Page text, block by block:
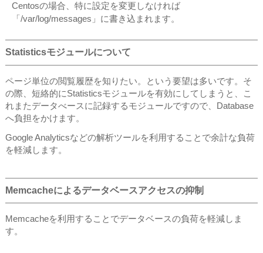
Centosの場合、特に設定を変更しなければ
「/var/log/messages」に書き込まれます。
Statisticsモジュールについて
ページ単位の閲覧履歴を知りたい。という要望は多いです。そ
の際、短絡的にStatisticsモジュールを有効にしてしまうと、こ
れまたデータべースに記録するモジュールですので、Database
へ負担をかけます。
Google Analyticsなどの解析ツールを利用することで余計な負荷
を軽減します。
Memcacheによるデータベースアクセスの抑制
Memcacheを利用することでデータベースの負荷を軽減しま
す。